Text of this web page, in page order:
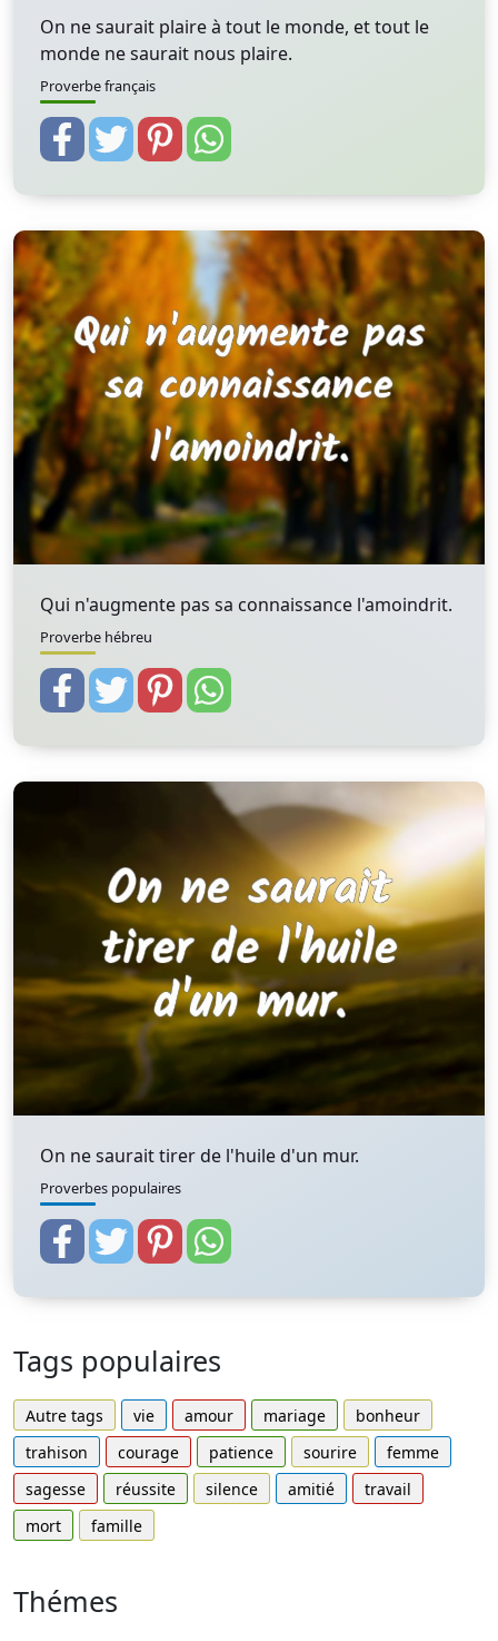
On ne saurait plaire à tout le monde, et tout le
monde ne saurait nous plaire.
Proverbe français
Qui n'augmente pas sa connaissance l'amoindrit.
Proverbe hébreu
On ne saurait tirer de l'huile d'un mur.
Proverbes populaires
Tags populaires
Autre tags vie amour mariage
bonheur
trahison
courage patience sourire
femme
sagesse
réussite silence amitié
travail
mort
famille
Thémes